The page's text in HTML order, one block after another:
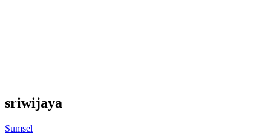
sriwijaya
Sumsel